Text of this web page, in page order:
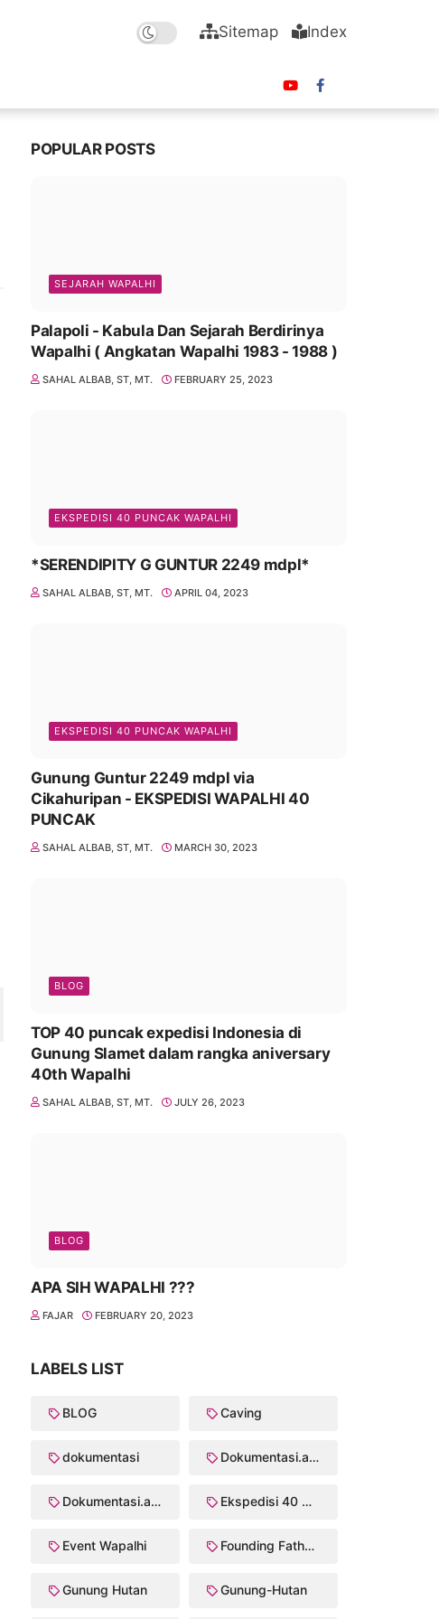
Sitemap Index
POPULAR POSTS
SEJARAH WAPALHI
Palapoli - Kabula Dan Sejarah Berdirinya
Wapalhi ( Angkatan Wapalhi 1983 - 1988 )
SAHAL ALBAB, ST, MT. FEBRUARY 25, 2023
EKSPEDISI 40 PUNCAK WAPALHI
*SERENDIPITY G GUNTUR 2249 mdpl*
SAHAL ALBAB, ST, MT. APRIL 04, 2023
EKSPEDISI 40 PUNCAK WAPALHI
Gunung Guntur 2249 mdpl via
Cikahuripan - EKSPEDISI WAPALHI 40
PUNCAK
SAHAL ALBAB, ST, MT. MARCH 30, 2023
BLOG
TOP 40 puncak expedisi Indonesia di
Gunung Slamet dalam rangka aniversary
40th Wapalhi
SAHAL ALBAB, ST, MT. JULY 26, 2023
BLOG
APA SIH WAPALHI ???
FAJAR FEBRUARY 20, 2023
LABELS LIST
BLOG Caving
dokumentasi Dokumentasi.anggota
Dokumentasi.anggota Crk/2003 Ekspedisi 40 Puncak Wapalhi
Event Wapalhi Founding Father Walhi/Wapalhi
Gunung Hutan Gunung-Hutan